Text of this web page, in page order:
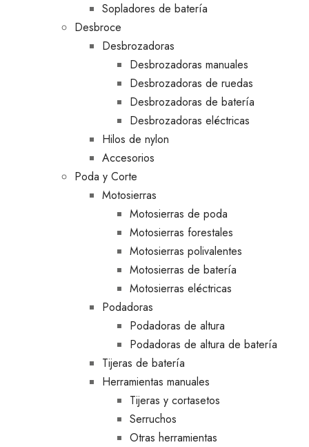
Sopladores de batería
Desbroce
Desbrozadoras
Desbrozadoras manuales
Desbrozadoras de ruedas
Desbrozadoras de batería
Desbrozadoras eléctricas
Hilos de nylon
Accesorios
Poda y Corte
Motosierras
Motosierras de poda
Motosierras forestales
Motosierras polivalentes
Motosierras de batería
Motosierras eléctricas
Podadoras
Podadoras de altura
Podadoras de altura de batería
Tijeras de batería
Herramientas manuales
Tijeras y cortasetos
Serruchos
Otras herramientas